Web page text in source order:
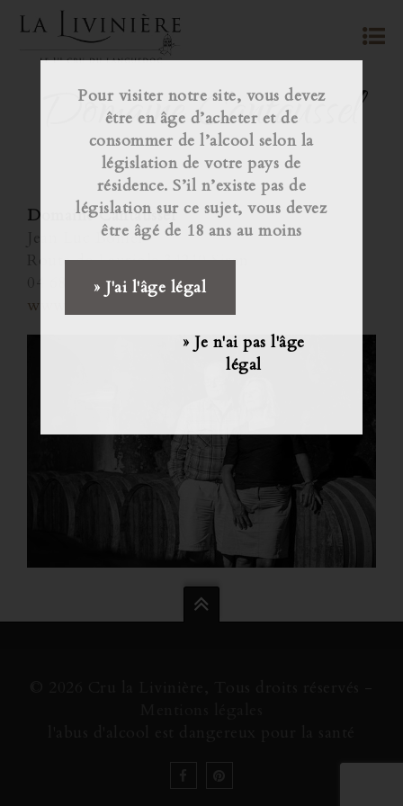
Pour visiter notre site, vous devez
être en âge d’acheter et de
consommer de l’alcool selon la
législation de votre pays de
résidence. S’il n’existe pas de
législation sur ce sujet, vous devez
être âgé de 18 ans au moins
» J'ai l'âge légal
» Je n'ai pas l'âge
légal
Domaine Cantaussel
Domaine Cantaussel
Jean Luc Bohler
Route de Lauriole 34210 Siran
04 68 91 46 86
www.cantaussel.fr